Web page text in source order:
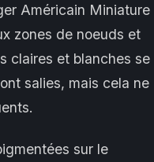
Américain Miniature
zones de noeuds et
claires et blanches se
salies, mais cela ne
sur le